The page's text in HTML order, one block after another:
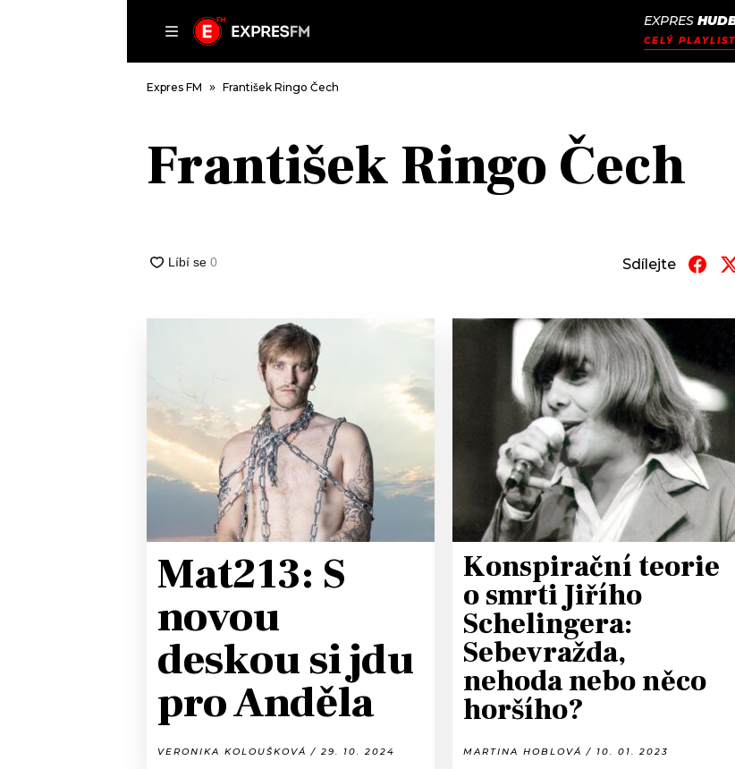
EXPRES
CELÝ PLAYLIST
DOMŮ
HUDBA
MIX
OSTATNÍ
PODCASTY
JAK NALADIT
RÁDIO
APLIKACE
PROGRAM
PLAYLIST
JAK NALADIT
SOUTĚŽE
Expres FM František Ringo Čech
František Ringo Čech
Sdílejte
Mat213: S
novou
deskou si jdu
pro Anděla
VERONIKA KOLOUŠKOVÁ / 29. 10. 2024
Konspirační teorie
o smrti Jiřího
Schelingera:
Sebevražda,
nehoda nebo něco
horšího?
MARTINA HOBLOVÁ / 10. 01. 2023